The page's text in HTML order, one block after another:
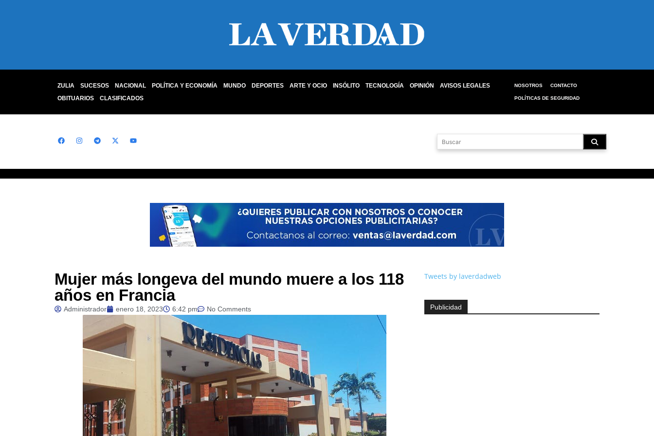
ZULIA SUCESOS NACIONAL POLÍTICA Y ECONOMÍA MUNDO DEPORTES ARTE Y OCIO INSÓLITO TECNOLOGÍA OPINIÓN
AVISOS LEGALES
OBITUARIOS
CLASIFICADOS
NOSOTROS CONTACTO
POLÍTICAS DE SEGURIDAD
Mujer más longeva del mundo muere a los 118
años en Francia
Administrador enero 18, 2023 6:42 pm No Comments
Tweets by laverdadweb
Publicidad